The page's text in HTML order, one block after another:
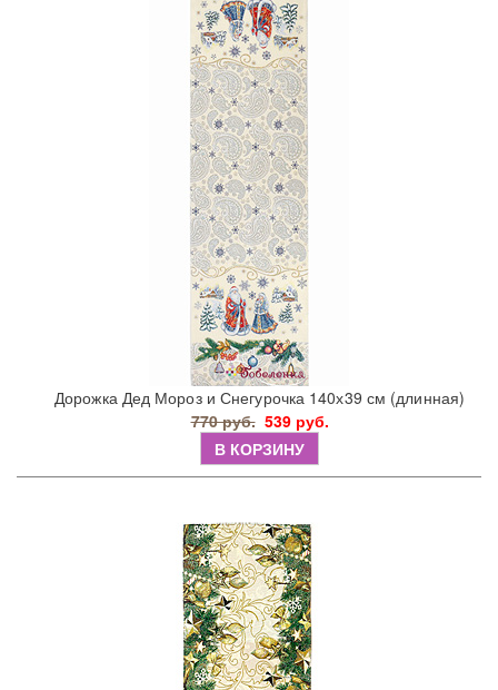
Дорожка Дед Мороз и Снегурочка 140х39 см (длинная)
770 руб. 539 руб.
В КОРЗИНУ